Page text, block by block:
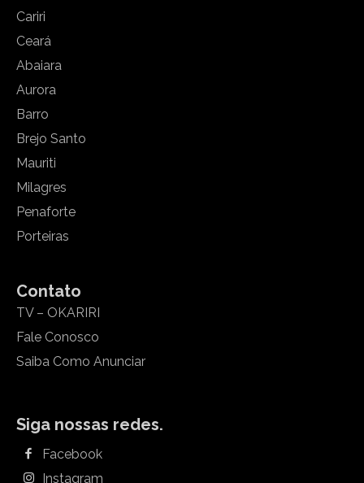
Cariri
Ceará
Abaiara
Aurora
Barro
Brejo Santo
Mauriti
Milagres
Penaforte
Porteiras
Contato
TV – OKARIRI
Fale Conosco
Saiba Como Anunciar
Siga nossas redes.
Facebook
Instagram